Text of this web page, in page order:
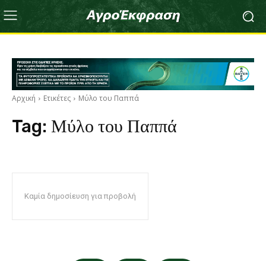
Αρχική Ετικέτες Μύλο του Παππά
Tag: Μύλο του Παππά
Καμία δημοσίευση για προβολή